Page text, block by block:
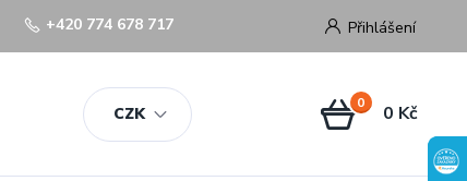
CZK
Přihlášení
+420 774 678 717
0 0 Kč